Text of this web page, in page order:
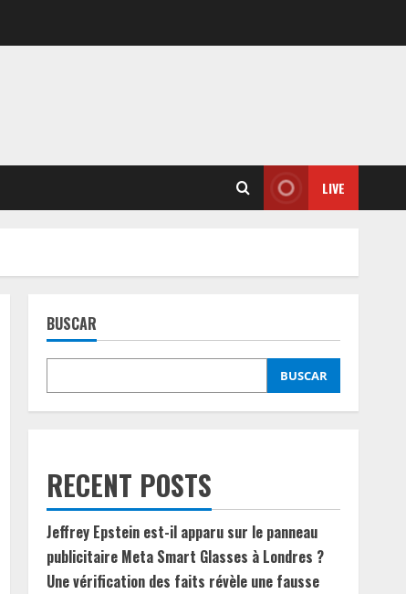
LIVE
BUSCAR
BUSCAR
RECENT POSTS
Jeffrey Epstein est-il apparu sur le panneau
publicitaire Meta Smart Glasses à Londres ?
Une vérification des faits révèle une fausse